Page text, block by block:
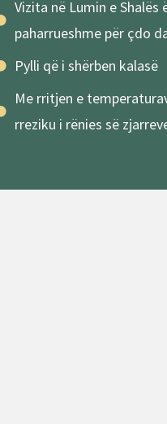
Vizita në Lumin e Shalës
paharrueshme për çdo
Pylli që i shërben kalasë
Me rritjen e
rreziku i rënies së